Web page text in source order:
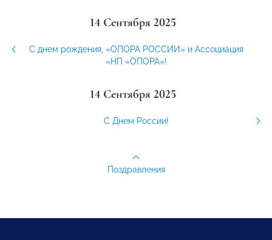
14 Сентября 2025
С днем рождения, «ОПОРА РОССИИ» и Ассоциация
«НП «ОПОРА»!
14 Сентября 2025
С Днем России!
Поздравления